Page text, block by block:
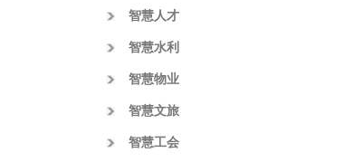
智慧人才
智慧水利
智慧物业
智慧文旅
智慧工会